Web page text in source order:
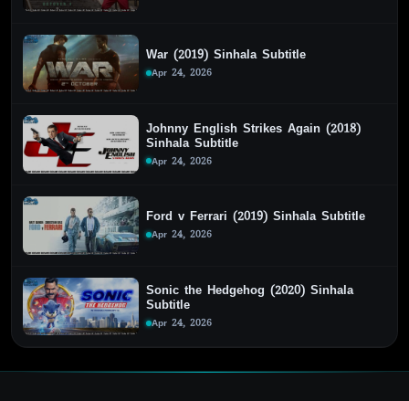
War (2019) Sinhala Subtitle
Apr 24, 2026
Johnny English Strikes Again (2018)
Sinhala Subtitle
Apr 24, 2026
Ford v Ferrari (2019) Sinhala Subtitle
Apr 24, 2026
Sonic the Hedgehog (2020) Sinhala
Subtitle
Apr 24, 2026